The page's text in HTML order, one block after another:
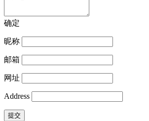
确定
昵称
邮箱
网址
Address
提交